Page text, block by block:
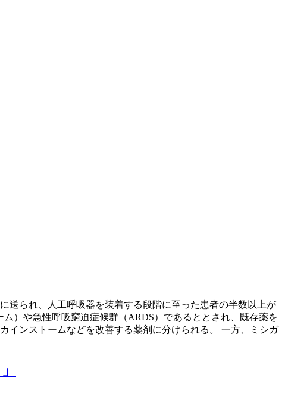
送られ、人工呼吸器を装着する段階に至った患者の半数以上が
）や急性呼吸窮迫症候群（ARDS）であるととされ、既存薬を
インストームなどを改善する薬剤に分けられる。 一方、ミシガ